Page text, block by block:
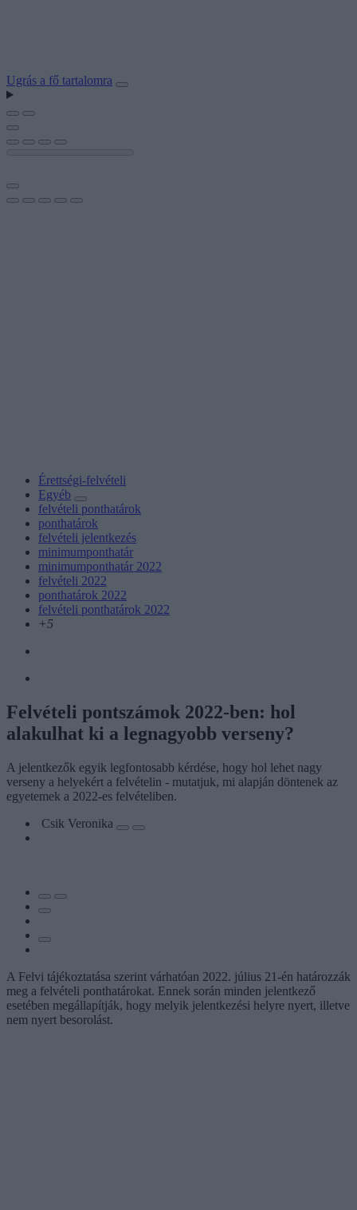
Ugrás a fő tartalomra
Érettségi-felvételi
Egyéb
felvételi ponthatárok
ponthatárok
felvételi jelentkezés
minimumponthatár
minimumponthatár 2022
felvételi 2022
ponthatárok 2022
felvételi ponthatárok 2022
+5
Felvételi pontszámok 2022-ben: hol
alakulhat ki a legnagyobb verseny?
A jelentkezők egyik legfontosabb kérdése, hogy hol lehet nagy
verseny a helyekért a felvételin - mutatjuk, mi alapján döntenek az
egyetemek a 2022-es felvételiben.
Csik Veronika
A Felvi tájékoztatása szerint várhatóan 2022. július 21-én határozzák
meg a felvételi ponthatárokat. Ennek során minden jelentkező
esetében megállapítják, hogy melyik jelentkezési helyre nyert, illetve
nem nyert besorolást.